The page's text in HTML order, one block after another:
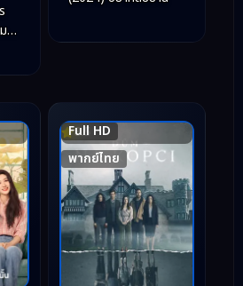
า
Full HD
พากย์ไทย
8.5